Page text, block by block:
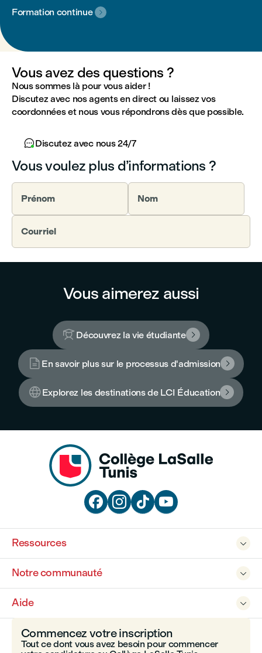
Formation continue 
Vous avez des questions ?
Nous sommes là pour vous aider !
Discutez avec nos agents en direct ou laissez vos
coordonnées et nous vous répondrons dès que possible.
Discutez avec nous 24/7
Vous voulez plus d’informations ?
Prénom Nom
Courriel
Vous aimerez aussi
 Découvrez la vie étudiante 
 En savoir plus sur le processus d'admission 
Explorez les destinations de LCI Éducation 
   

Ressources

Notre communauté

Aide
Commencez votre inscription
Tout ce dont vous avez besoin pour commencer